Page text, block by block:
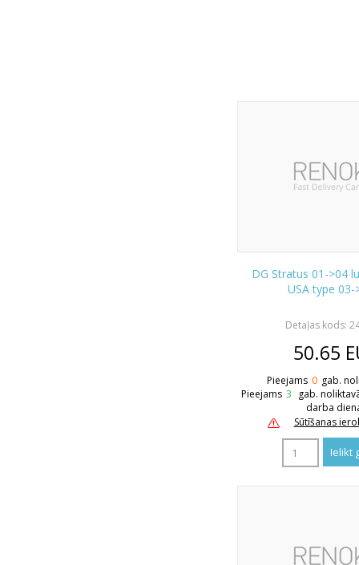
DG Stratus 01->04
USA type 03-
Detaļas kods:
50.65
Pieejams 0 gab.
Pieejams 3
gab.
darba
Sūtīšanas